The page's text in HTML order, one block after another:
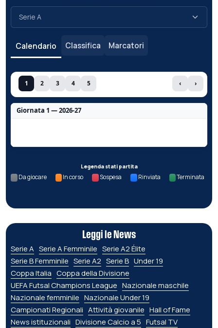
Calendario Classifica Marcatori
1 2 3 4 5 ‹ ›
Giornata 1 — 2026-27
Legenda stati partita
Da giocare In corso Sospesa Rinviata Terminata
Leggi le News
Serie A Serie A Femminile Serie A2 Élite
Serie B Femminile Serie A2 Serie B Under 19
Coppa Italia Coppa della Divisione
UEFA Futsal Champions League Nazionale maschile
Nazionale femminile Nazionale Under 19
Campionati Regionali Attività giovanile Hall of Fame
News istituzionali Divisione Calcio a 5 Futsal TV